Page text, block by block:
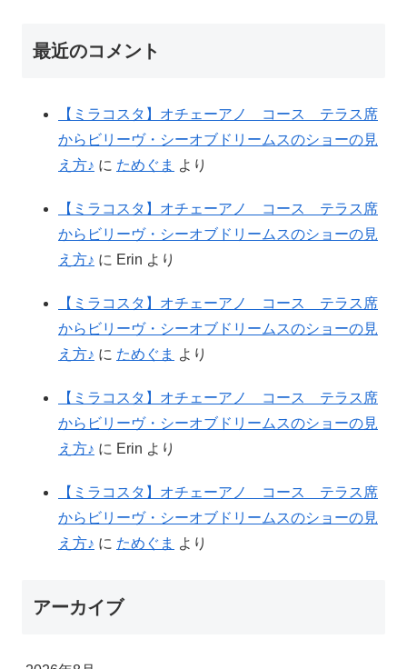
最近のコメント
【ミラコスタ】オチェーアノ コース テラス席
からビリーヴ・シーオブドリームスのショーの見
え方♪ に ためぐま より
【ミラコスタ】オチェーアノ コース テラス席
からビリーヴ・シーオブドリームスのショーの見
え方♪ に Erin より
【ミラコスタ】オチェーアノ コース テラス席
からビリーヴ・シーオブドリームスのショーの見
え方♪ に ためぐま より
【ミラコスタ】オチェーアノ コース テラス席
からビリーヴ・シーオブドリームスのショーの見
え方♪ に Erin より
【ミラコスタ】オチェーアノ コース テラス席
からビリーヴ・シーオブドリームスのショーの見
え方♪ に ためぐま より
アーカイブ